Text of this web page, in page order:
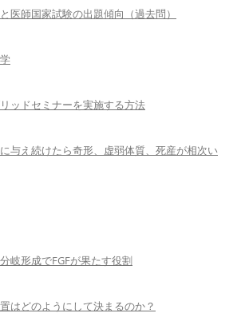
医師国家試験の出題傾向（過去問）
ッドセミナーを実施する方法
与え続けたら奇形、虚弱体質、死産が相次い
岐形成でFGFが果たす役割
はどのようにして決まるのか？